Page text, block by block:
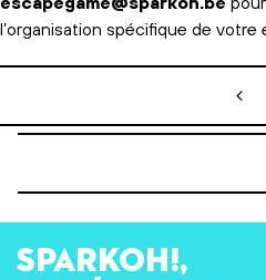
l’organisation spécifique de votre
Navigation de
SPARKOH!,